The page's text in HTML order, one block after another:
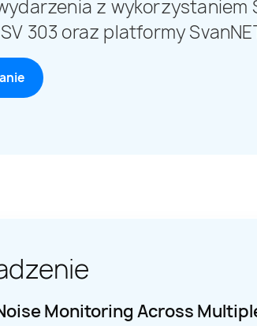
z wykorzystaniem
303 oraz platformy
Monitoring Across